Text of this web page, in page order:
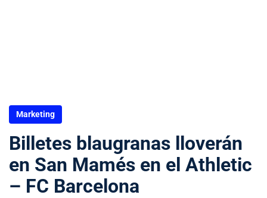
Marketing
Billetes blaugranas lloverán
en San Mamés en el Athletic
– FC Barcelona